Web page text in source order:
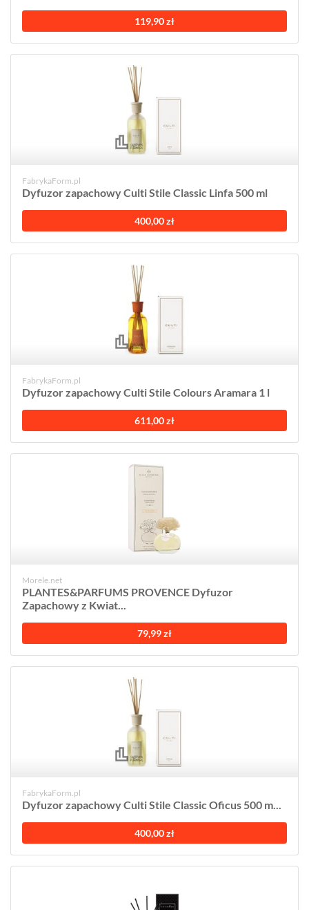
119,90 zł
FabrykaForm.pl
Dyfuzor zapachowy Culti Stile Classic Linfa 500 ml
400,00 zł
FabrykaForm.pl
Dyfuzor zapachowy Culti Stile Colours Aramara 1 l
611,00 zł
Morele.net
PLANTES&PARFUMS PROVENCE Dyfuzor
Zapachowy z Kwiat...
79,99 zł
FabrykaForm.pl
Dyfuzor zapachowy Culti Stile Classic Oficus 500 m...
400,00 zł